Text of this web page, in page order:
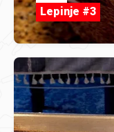
Lepinje #3